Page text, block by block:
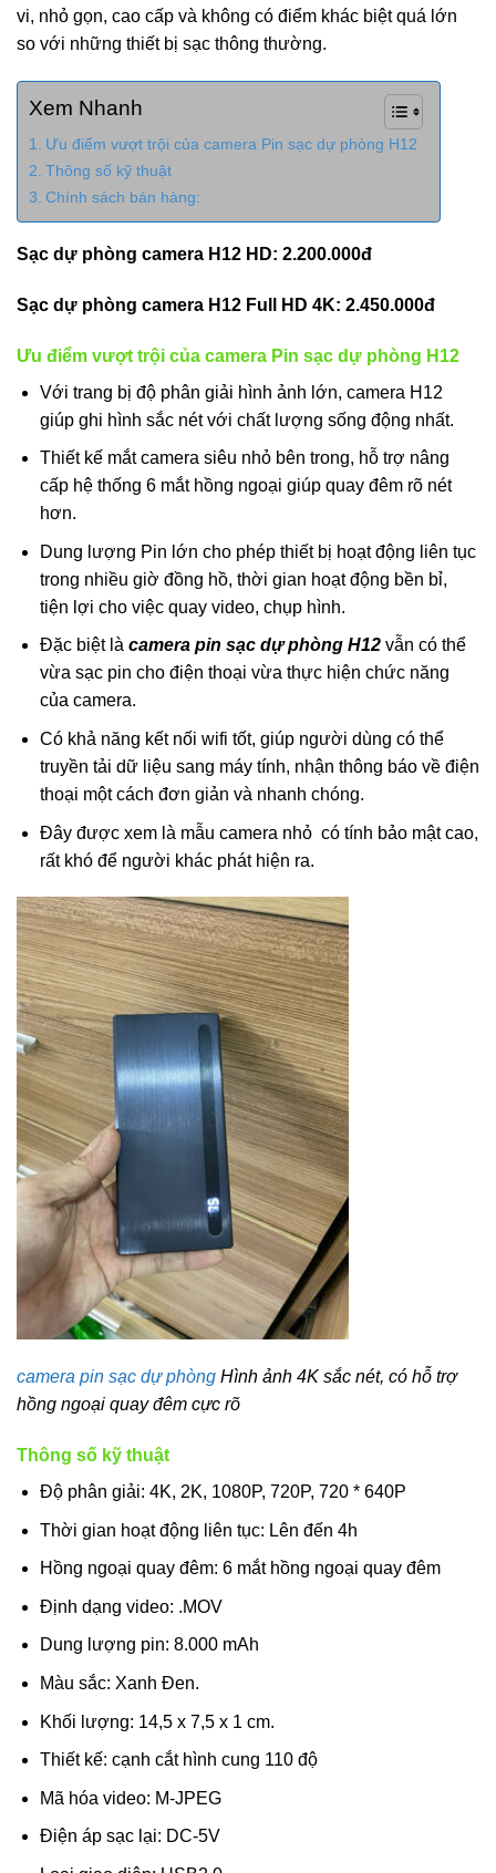
vi, nhỏ gọn, cao cấp và không có điểm khác biệt quá lớn
so với những thiết bị sạc thông thường.
Xem Nhanh
Ưu điểm vượt trội của camera Pin sạc dự phòng H12
Thông số kỹ thuật
Chính sách bán hàng:
Sạc dự phòng camera H12 HD: 2.200.000đ
Sạc dự phòng camera H12 Full HD 4K: 2.450.000đ
Ưu điểm vượt trội của camera Pin sạc dự phòng H12
Với trang bị độ phân giải hình ảnh lớn, camera H12
giúp ghi hình sắc nét với chất lượng sống động nhất.
Thiết kế mắt camera siêu nhỏ bên trong, hỗ trợ nâng
cấp hệ thống 6 mắt hồng ngoại giúp quay đêm rõ nét
hơn.
Dung lượng Pin lớn cho phép thiết bị hoạt động liên tục
trong nhiều giờ đồng hồ, thời gian hoạt động bền bỉ,
tiện lợi cho việc quay video, chụp hình.
Đặc biệt là camera pin sạc dự phòng H12vẫn có thể
vừa sạc pin cho điện thoại vừa thực hiện chức năng
của camera.
Có khả năng kết nối wifi tốt, giúp người dùng có thể
truyền tải dữ liệu sang máy tính, nhận thông báo về điện
thoại một cách đơn giản và nhanh chóng.
Đây được xem là mẫu camera nhỏ có tính bảo mật cao,
rất khó để người khác phát hiện ra.
camera pin sạc dự phòng Hình ảnh 4K sắc nét, có hỗ trợ
hồng ngoại quay đêm cực rõ
Thông số kỹ thuật
Độ phân giải: 4K, 2K, 1080P, 720P, 720 * 640P
Thời gian hoạt động liên tục: Lên đến 4h
Hồng ngoại quay đêm: 6 mắt hồng ngoại quay đêm
Định dạng video: .MOV
Dung lượng pin: 8.000 mAh
Màu sắc: Xanh Đen.
Khối lượng: 14,5 x 7,5 x 1 cm.
Thiết kế: cạnh cắt hình cung 110 độ
Mã hóa video: M-JPEG
Điện áp sạc lại: DC-5V